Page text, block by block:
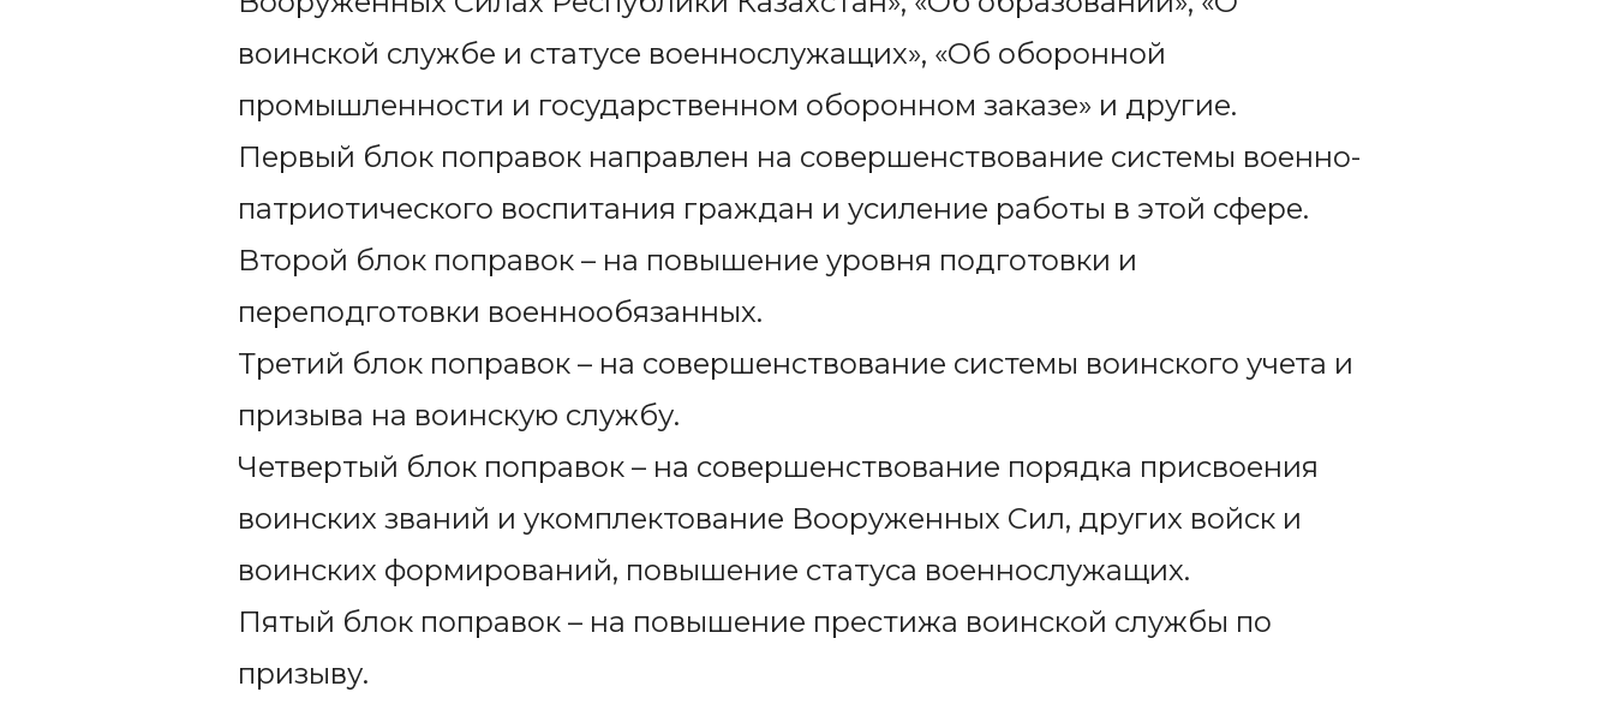
воинской службе и статусе военнослужащих», «Об оборонной
промышленности и государственном оборонном заказе» и другие.
Первый блок поправок направлен на совершенствование системы военно-
патриотического воспитания граждан и усиление работы в этой сфере.
Второй блок поправок – на повышение уровня подготовки и
переподготовки военнообязанных.
Третий блок поправок – на совершенствование системы воинского учета и
призыва на воинскую службу.
Четвертый блок поправок – на совершенствование порядка присвоения
воинских званий и укомплектование Вооруженных Сил, других войск и
воинских формирований, повышение статуса военнослужащих.
Пятый блок поправок – на повышение престижа воинской службы по
призыву.